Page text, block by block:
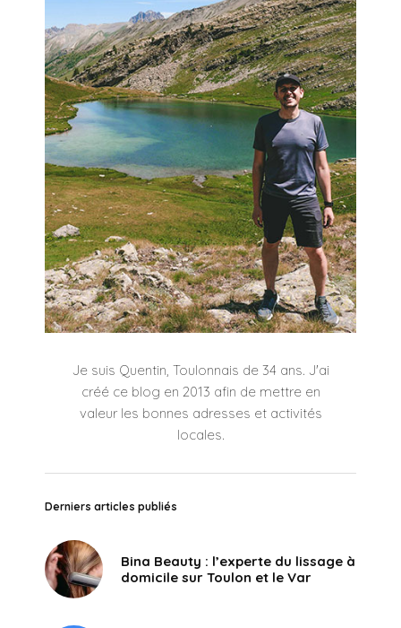
Je suis Quentin, Toulonnais de 34 ans. J'ai
créé ce blog en 2013 afin de mettre en
valeur les bonnes adresses et activités
locales.
Derniers articles publiés
Bina Beauty : l’experte du lissage à
domicile sur Toulon et le Var